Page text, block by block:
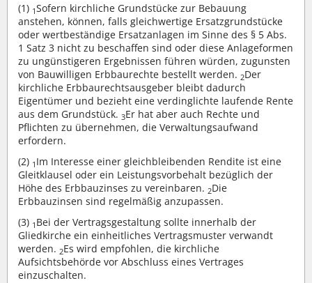
(1) 1Sofern kirchliche Grundstücke zur Bebauung
anstehen, können, falls gleichwertige Ersatzgrundstücke
oder wertbeständige Ersatzanlagen im Sinne des § 5 Abs.
1 Satz 3 nicht zu beschaffen sind oder diese Anlageformen
zu ungünstigeren Ergebnissen führen würden, zugunsten
von Bauwilligen Erbbaurechte bestellt werden. 2Der
kirchliche Erbbaurechtsausgeber bleibt dadurch
Eigentümer und bezieht eine verdinglichte laufende Rente
aus dem Grundstück. 3Er hat aber auch Rechte und
Pflichten zu übernehmen, die Verwaltungsaufwand
erfordern.
(2) 1 Im Interesse einer gleichbleibenden Rendite ist eine
Gleitklausel oder ein Leistungsvorbehalt bezüglich der
Höhe des Erbbauzinses zu vereinbaren. 2Die
Erbbauzinsen sind regelmäßig anzupassen.
(3) 1 Bei der Vertragsgestaltung sollte innerhalb der
Gliedkirche ein einheitliches Vertragsmuster verwandt
werden. 2Es wird empfohlen, die kirchliche
Aufsichtsbehörde vor Abschluss eines Vertrages
einzuschalten.